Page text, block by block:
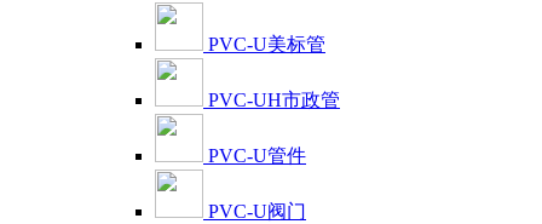
PVC-U美标管
PVC-UH市政管
PVC-U管件
PVC-U阀门